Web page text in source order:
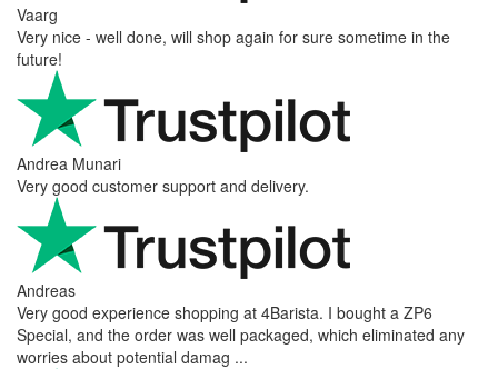
Vaarg
Very nice - well done, will shop again for sure sometime in the
future!
Andrea Munari
Very good customer support and delivery.
Andreas
Very good experience shopping at 4Barista. I bought a ZP6
Special, and the order was well packaged, which eliminated any
worries about potential damag ...